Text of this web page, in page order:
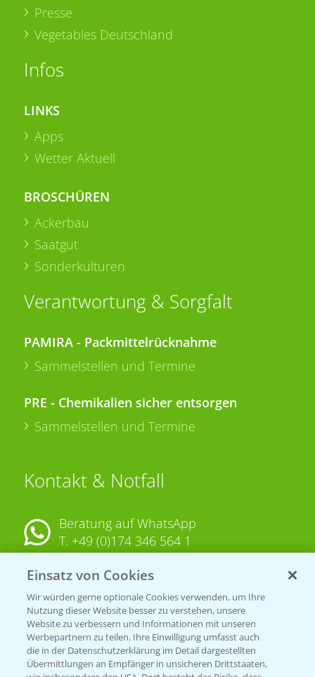
Presse
Vegetables Deutschland
Infos
LINKS
Apps
Wetter Aktuell
BROSCHÜREN
Ackerbau
Saatgut
Sonderkulturen
Verantwortung & Sorgfalt
PAMIRA - Packmittelrücknahme
Sammelstellen und Termine
PRE - Chemikalien sicher entsorgen
Sammelstellen und Termine
Kontakt & Notfall
Beratung auf WhatsApp
T. +49 (0)174 346 564 1
KONTAKT
Hilfe in Notfällen
T.+49 (0)214/30-20220
Einsatz von Cookies
Wir würden gerne optionale Cookies verwenden, um Ihre
Nutzung dieser Website besser zu verstehen, unsere
Website zu verbessern und Informationen mit unseren
Werbepartnern zu teilen. Ihre Einwilligung umfasst auch
die in der Datenschutzerklärung im Detail dargestellten
Übermittlungen an Empfänger in unsicheren Drittstaaten,